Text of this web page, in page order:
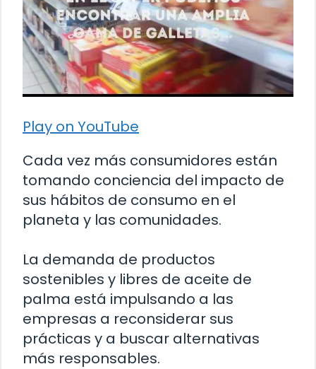
Play on YouTube
Cada vez más consumidores están
tomando conciencia del impacto de
sus hábitos de consumo en el
planeta y las comunidades.
La demanda de productos
sostenibles y libres de aceite de
palma está impulsando a las
empresas a reconsiderar sus
prácticas y a buscar alternativas
más responsables.